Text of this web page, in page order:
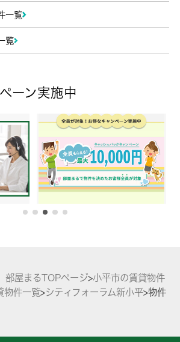
一覧
覧
ーン実施中
屋まるTOPページ>小平市の賃貸物件
物件一覧>シティフォーラム新小平>物件